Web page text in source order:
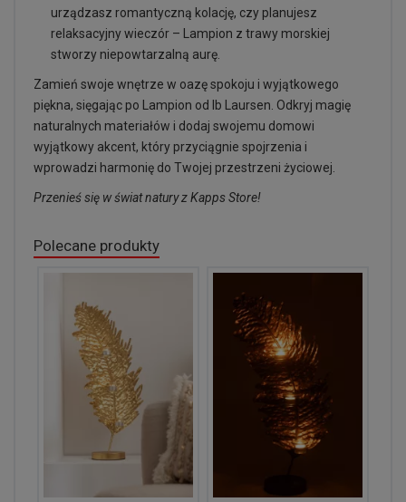
urządzasz romantyczną kolację, czy planujesz
relaksacyjny wieczór – Lampion z trawy morskiej
stworzy niepowtarzalną aurę.
Zamień swoje wnętrze w oazę spokoju i wyjątkowego
piękna, sięgając po Lampion od Ib Laursen. Odkryj magię
naturalnych materiałów i dodaj swojemu domowi
wyjątkowy akcent, który przyciągnie spojrzenia i
wprowadzi harmonię do Twojej przestrzeni życiowej.
Przenieś się w świat natury z Kapps Store!
Polecane produkty